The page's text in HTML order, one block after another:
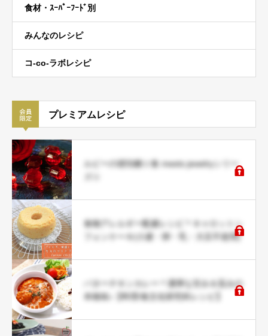
食材・ｽｰﾊﾟｰﾌｰﾄﾞ別
みんなのレシピ
コ-co-ラボレシピ
プレミアムレシピ
ルビーの琥珀糖☆食 meets jewelryシリー
食物アレルギー配慮レシピ＊キャロットシ
フォンケーキ(小麦・卵・乳・大豆不使用)
バターチキンカレー＊濃厚な甘み＆旨みの
本格味♪【料理/食文化研究科レシピ】